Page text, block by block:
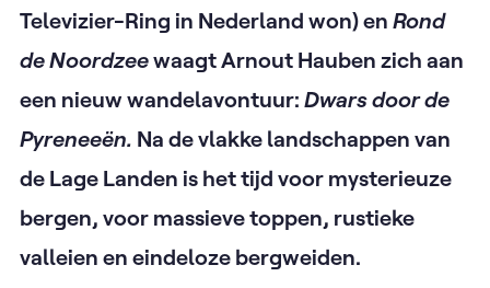
Televizier-Ring in Nederland won) en Rond
de Noordzeewaagt Arnout Hauben zich aan
een nieuw wandelavontuur: Dwars door de
Pyreneeën. Na de vlakke landschappen van
de Lage Landen is het tijd voor mysterieuze
bergen, voor massieve toppen, rustieke
valleien en eindeloze bergweiden.